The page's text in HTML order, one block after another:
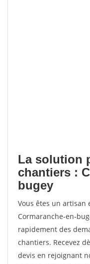
La solution
chantiers :
bugey
Vous êtes un artisan
Cormaranche-en-
rapidement des
chantiers. Recevez
devis en rejoignant